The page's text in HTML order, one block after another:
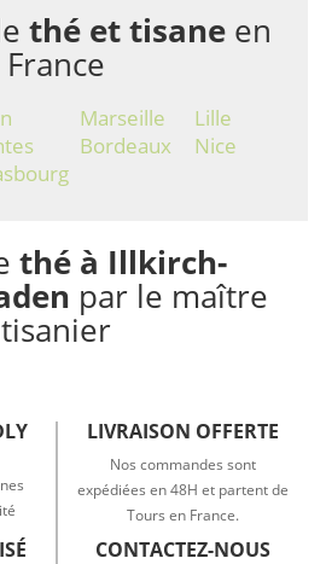
thé et tisane en
France
Marseille
Lille
Bordeaux
Nice
thé à Illkirch-
par le maître
tisanier
LIVRAISON OFFERTE
Nos commandes sont
expédiées en 48H et partent de
Tours en France.
CONTACTEZ-NOUS